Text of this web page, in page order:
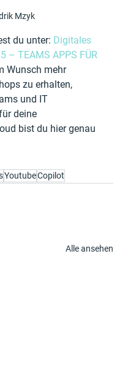
Mzyk
du unter: Digitales
– TEAMS APPS FÜR
Wunsch mehr
zu erhalten,
und IT
deine
bist du hier genau
YoutubeCopilot
Alle ansehen